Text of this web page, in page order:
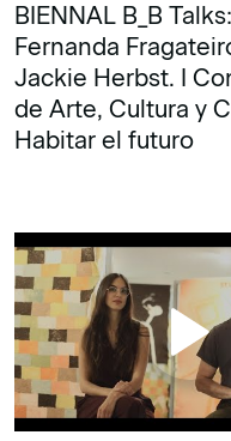
BIENNAL B_B Talks:
Fernanda
Jackie Herbst. I
de Arte, Cultura y
Habitar el futuro